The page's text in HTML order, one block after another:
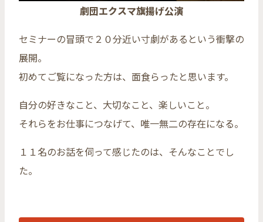
劇団エクスマ旗揚げ公演
セミナーの冒頭で２０分近い寸劇があるという衝撃の
展開。
初めてご覧になった方は、面食らったと思います。
自分の好きなこと、大切なこと、楽しいこと。
それらをお仕事につなげて、唯一無二の存在になる。
１１名のお話を伺って感じたのは、そんなことでし
た。